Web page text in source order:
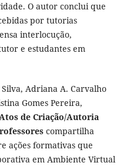
O autor conclui que
por tutorias
interlocução,
e estudantes em
Adriana A. Carvalho
Gomes Pereira,
de Criação/Autoria
compartilha
ações formativas que
em Ambiente Virtual